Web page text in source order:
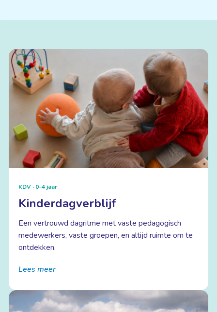
KDV · 0–4 jaar
Kinder­dagverblijf
Een vertrouwd dagritme met vaste pedagogisch
medewerkers, vaste groepen, en altijd ruimte om te
ontdekken.
Lees meer